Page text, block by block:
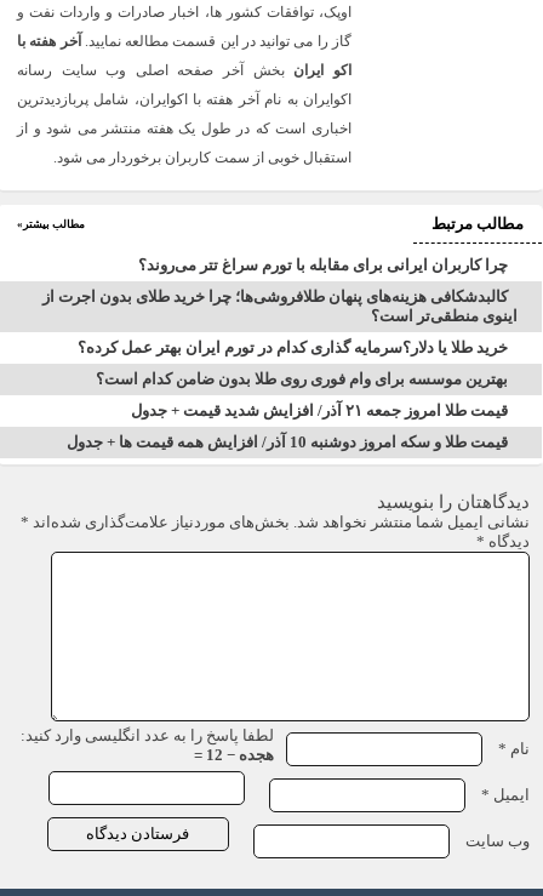
اوپک، توافقات کشور ها، اخبار صادرات و واردات نفت و
گاز را می توانید در این قسمت مطالعه نمایید. آخر هفته با
اکو ایران بخش آخر صفحه اصلی وب سایت رسانه
اکوایران به نام آخر هفته با اکوایران، شامل پربازدیدترین
اخباری است که در طول یک هفته منتشر می شود و از
استقبال خوبی از سمت کاربران برخوردار می شود.
مطالب مرتبط مطالب بیشتر»
چرا کاربران ایرانی برای مقابله با تورم سراغ تتر می‌روند؟
کالبدشکافی هزینه‌های پنهان طلافروشی‌ها؛ چرا خرید طلای بدون اجرت از
اینوی منطقی‌تر است؟
خرید طلا یا دلار؟سرمایه گذاری کدام در تورم ایران بهتر عمل کرده؟
بهترین موسسه برای وام فوری روی طلا بدون ضامن کدام است؟
قیمت طلا امروز جمعه ۲۱ آذر/ افزایش شدید قیمت + جدول
قیمت طلا و سکه امروز دوشنبه 10 آذر/ افزایش همه قیمت ها + جدول
دیدگاهتان را بنویسید
نشانی ایمیل شما منتشر نخواهد شد. بخش‌های موردنیاز علامت‌گذاری شده‌اند *
دیدگاه *
نام *
ایمیل *
وب‌ سایت
لطفا پاسخ را به عدد انگلیسی وارد کنید:
هجده − 12 =